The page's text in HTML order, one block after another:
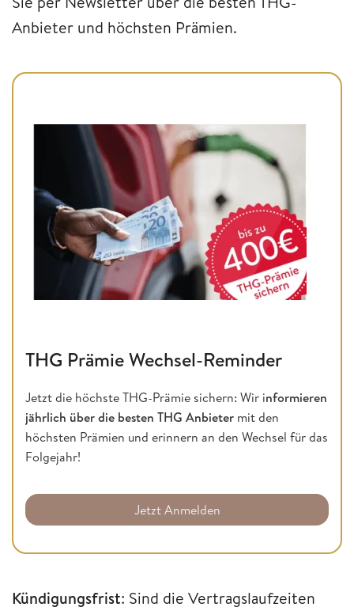
Anbieter und höchsten Prämien.
THG Prämie Wechsel-Reminder
Jetzt die höchste THG-Prämie sichern: Wir informieren
jährlich über die besten THG Anbieter mit den
höchsten Prämien und erinnern an den Wechsel für das
Folgejahr!
Jetzt Anmelden
Kündigungsfrist: Sind die Vertragslaufzeiten